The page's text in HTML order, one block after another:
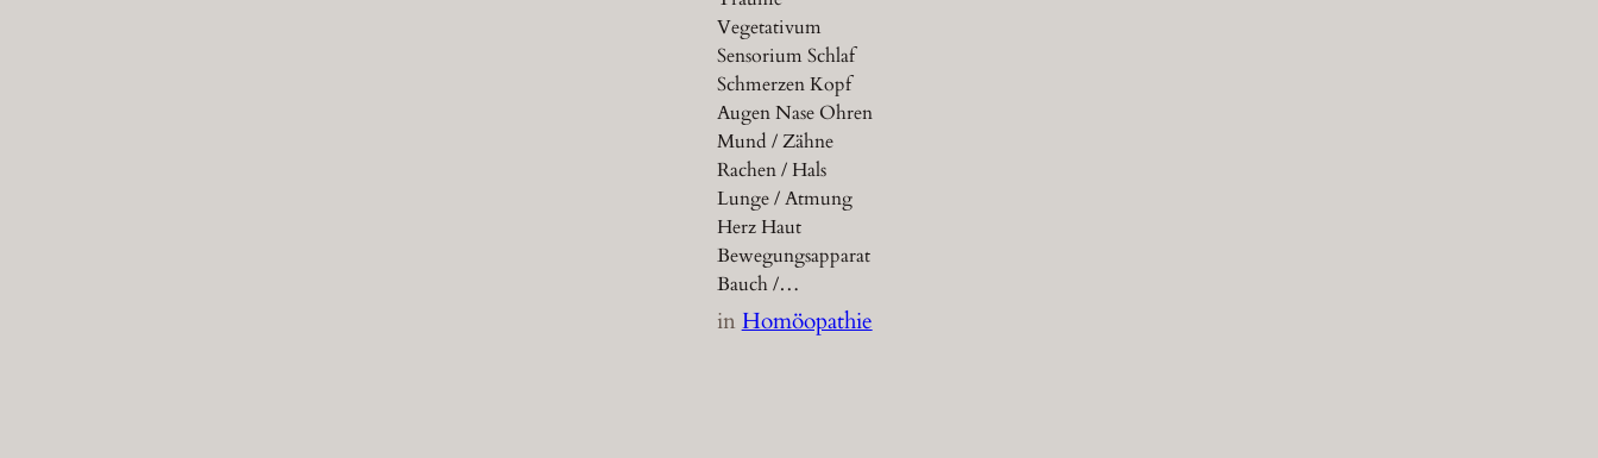
Vegetativum
Sensorium Schlaf
Schmerzen Kopf
Augen Nase Ohren
Mund / Zähne
Rachen / Hals
Lunge / Atmung
Herz Haut
Bewegungsapparat
Bauch /…
inHomöopathie